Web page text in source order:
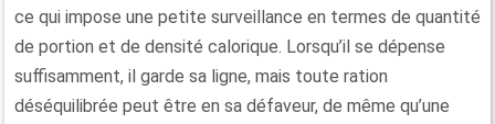
ce qui impose une petite surveillance en termes de quantité
de portion et de densité calorique. Lorsqu’il se dépense
suffisamment, il garde sa ligne, mais toute ration
déséquilibrée peut être en sa défaveur, de même qu’une